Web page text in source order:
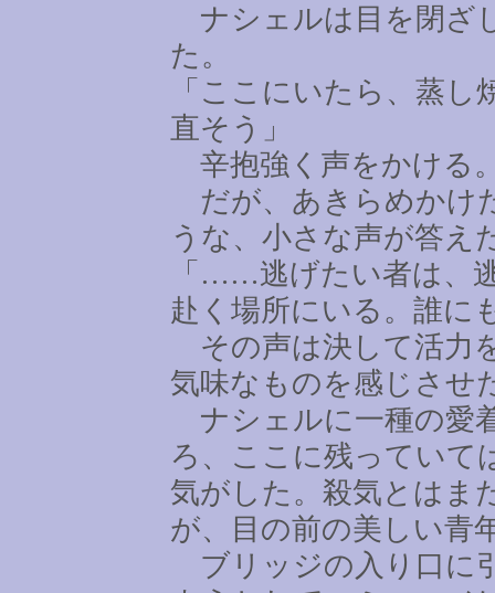
ナシェルは目を閉ざ
た。
「ここにいたら、蒸
直そう」
辛抱強く声をかける
だが、あきらめかけ
うな、小さな声が答え
「 ……逃げたい者は、
赴く場所にいる。誰に
その声は決して活力
気味なものを感じさせ
ナシェルに一種の愛
ろ、ここに残っていて
気がした。殺気とはま
が、目の前の美しい青
ブリッジの入り口に